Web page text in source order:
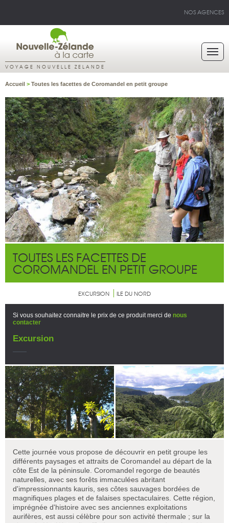
NOS AGENCES
VOYAGE NOUVELLE ZELANDE
Accueil > Toutes les facettes de Coromandel en petit groupe
TOUTES LES FACETTES DE
COROMANDEL EN PETIT GROUPE
EXCURSION ILE DU NORD
Si vous souhaitez connaitre le prix de ce produit merci de nous
contacter
Excursion
Cette journée vous propose de découvrir en petit groupe les
différents paysages et attraits de Coromandel au départ de la
côte Est de la péninsule. Coromandel regorge de beautés
naturelles, avec ses forêts immaculées abritant
d'impressionnants kauris, ses côtes sauvages bordées de
magnifiques plages et de falaises spectaculaires. Cette région,
imprégnée d'histoire avec ses anciennes exploitations
aurifères, est aussi célèbre pour son activité thermale ; sur la